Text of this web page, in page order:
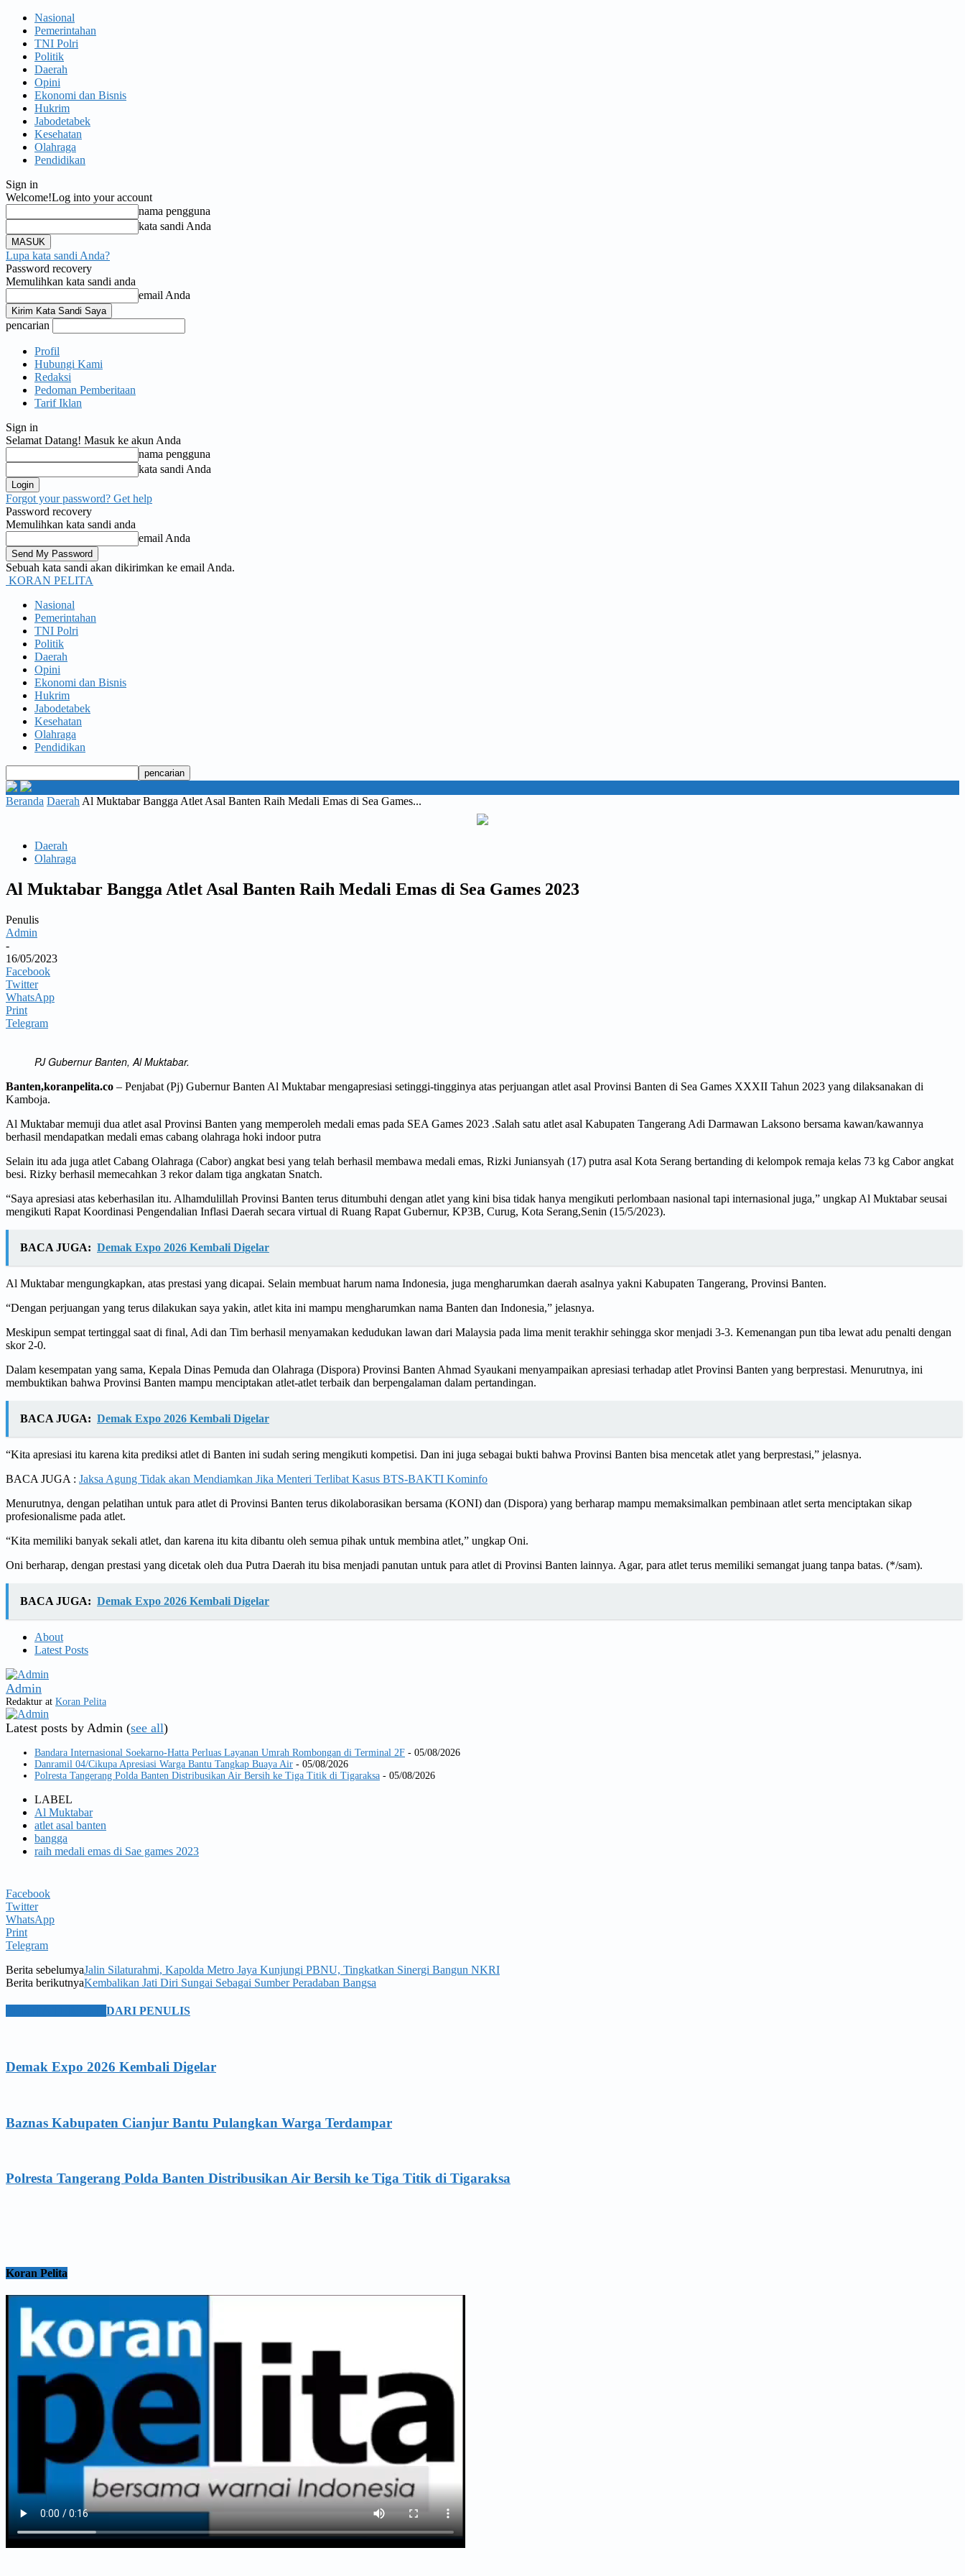
Nasional
Pemerintahan
TNI Polri
Politik
Daerah
Opini
Ekonomi dan Bisnis
Hukrim
Jabodetabek
Kesehatan
Olahraga
Pendidikan
Sign in
Welcome!Log into your account
nama pengguna
kata sandi Anda
Lupa kata sandi Anda?
Password recovery
Memulihkan kata sandi anda
email Anda
pencarian
Profil
Hubungi Kami
Redaksi
Pedoman Pemberitaan
Tarif Iklan
Sign in
Selamat Datang! Masuk ke akun Anda
nama pengguna
kata sandi Anda
Forgot your password? Get help
Password recovery
Memulihkan kata sandi anda
email Anda
Sebuah kata sandi akan dikirimkan ke email Anda.
KORAN PELITA
Nasional
Pemerintahan
TNI Polri
Politik
Daerah
Opini
Ekonomi dan Bisnis
Hukrim
Jabodetabek
Kesehatan
Olahraga
Pendidikan
Beranda Daerah Al Muktabar Bangga Atlet Asal Banten Raih Medali Emas di Sea Games...
Daerah
Olahraga
Al Muktabar Bangga Atlet Asal Banten Raih Medali Emas di Sea Games 2023
Penulis
Admin
-
16/05/2023
Facebook
Twitter
WhatsApp
Print
Telegram
PJ Gubernur Banten, Al Muktabar.
Banten,koranpelita.co – Penjabat (Pj) Gubernur Banten Al Muktabar mengapresiasi setinggi-tingginya atas perjuangan atlet asal Provinsi Banten di Sea Games XXXII Tahun 2023 yang dilaksanakan di
Kamboja.
Al Muktabar memuji dua atlet asal Provinsi Banten yang memperoleh medali emas pada SEA Games 2023 .Salah satu atlet asal Kabupaten Tangerang Adi Darmawan Laksono bersama kawan/kawannya
berhasil mendapatkan medali emas cabang olahraga hoki indoor putra
Selain itu ada juga atlet Cabang Olahraga (Cabor) angkat besi yang telah berhasil membawa medali emas, Rizki Juniansyah (17) putra asal Kota Serang bertanding di kelompok remaja kelas 73 kg Cabor angkat
besi. Rizky berhasil memecahkan 3 rekor dalam tiga angkatan Snatch.
“Saya apresiasi atas keberhasilan itu. Alhamdulillah Provinsi Banten terus ditumbuhi dengan atlet yang kini bisa tidak hanya mengikuti perlombaan nasional tapi internasional juga,” ungkap Al Muktabar seusai
mengikuti Rapat Koordinasi Pengendalian Inflasi Daerah secara virtual di Ruang Rapat Gubernur, KP3B, Curug, Kota Serang,Senin (15/5/2023).
BACA JUGA: Demak Expo 2026 Kembali Digelar
Al Muktabar mengungkapkan, atas prestasi yang dicapai. Selain membuat harum nama Indonesia, juga mengharumkan daerah asalnya yakni Kabupaten Tangerang, Provinsi Banten.
“Dengan perjuangan yang terus dilakukan saya yakin, atlet kita ini mampu mengharumkan nama Banten dan Indonesia,” jelasnya.
Meskipun sempat tertinggal saat di final, Adi dan Tim berhasil menyamakan kedudukan lawan dari Malaysia pada lima menit terakhir sehingga skor menjadi 3-3. Kemenangan pun tiba lewat adu penalti dengan
skor 2-0.
Dalam kesempatan yang sama, Kepala Dinas Pemuda dan Olahraga (Dispora) Provinsi Banten Ahmad Syaukani menyampaikan apresiasi terhadap atlet Provinsi Banten yang berprestasi. Menurutnya, ini
membuktikan bahwa Provinsi Banten mampu menciptakan atlet-atlet terbaik dan berpengalaman dalam pertandingan.
BACA JUGA: Demak Expo 2026 Kembali Digelar
“Kita apresiasi itu karena kita prediksi atlet di Banten ini sudah sering mengikuti kompetisi. Dan ini juga sebagai bukti bahwa Provinsi Banten bisa mencetak atlet yang berprestasi,” jelasnya.
BACA JUGA : Jaksa Agung Tidak akan Mendiamkan Jika Menteri Terlibat Kasus BTS-BAKTI Kominfo
Menurutnya, dengan pelatihan untuk para atlet di Provinsi Banten terus dikolaborasikan bersama (KONI) dan (Dispora) yang berharap mampu memaksimalkan pembinaan atlet serta menciptakan sikap
profesionalisme pada atlet.
“Kita memiliki banyak sekali atlet, dan karena itu kita dibantu oleh semua pihak untuk membina atlet,” ungkap Oni.
Oni berharap, dengan prestasi yang dicetak oleh dua Putra Daerah itu bisa menjadi panutan untuk para atlet di Provinsi Banten lainnya. Agar, para atlet terus memiliki semangat juang tanpa batas. (*/sam).
BACA JUGA: Demak Expo 2026 Kembali Digelar
About
Latest Posts
Admin
Redaktur at Koran Pelita
Latest posts by Admin (see all)
Bandara Internasional Soekarno-Hatta Perluas Layanan Umrah Rombongan di Terminal 2F - 05/08/2026
Danramil 04/Cikupa Apresiasi Warga Bantu Tangkap Buaya Air - 05/08/2026
Polresta Tangerang Polda Banten Distribusikan Air Bersih ke Tiga Titik di Tigaraksa - 05/08/2026
LABEL
Al Muktabar
atlet asal banten
bangga
raih medali emas di Sae games 2023
Facebook
Twitter
WhatsApp
Print
Telegram
Berita sebelumyaJalin Silaturahmi, Kapolda Metro Jaya Kunjungi PBNU, Tingkatkan Sinergi Bangun NKRI
Berita berikutnyaKembalikan Jati Diri Sungai Sebagai Sumber Peradaban Bangsa
DARI PENULIS
Demak Expo 2026 Kembali Digelar
Baznas Kabupaten Cianjur Bantu Pulangkan Warga Terdampar
Polresta Tangerang Polda Banten Distribusikan Air Bersih ke Tiga Titik di Tigaraksa
Koran Pelita